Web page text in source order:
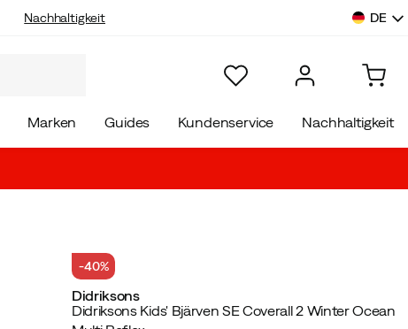
Nachhaltigkeit DE
Marken Guides Kundenservice Nachhaltigkeit
-40%
Didriksons
Didriksons Kids' Bjärven SE Coverall 2 Winter Ocean